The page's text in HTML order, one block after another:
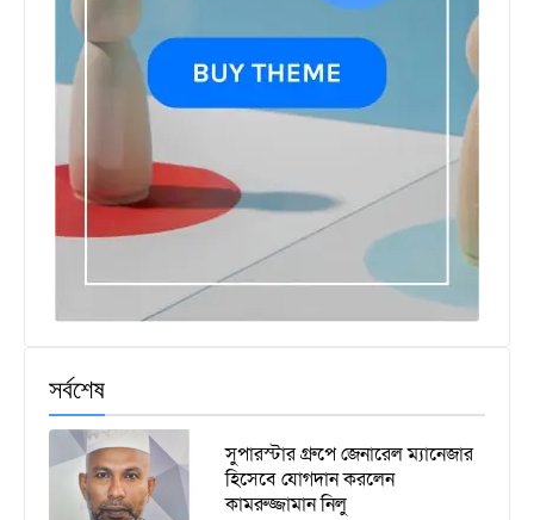
সর্বশেষ
সুপারস্টার গ্রুপে জেনারেল ম্যানেজার
হিসেবে যোগদান করলেন
কামরুজ্জামান নিলু